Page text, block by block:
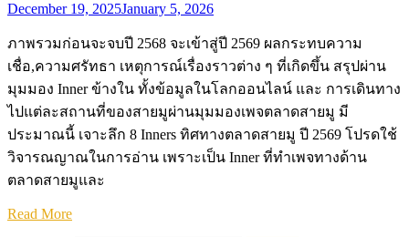
December 19, 2025January 5, 2026
ภาพรวมก่อนจะจบปี 2568 จะเข้าสู่ปี 2569 ผลกระทบความ
เชื่อ,ความศรัทธา เหตุการณ์เรื่องราวต่าง ๆ ที่เกิดขึ้น สรุปผ่าน
มุมมอง Inner ข้างใน ทั้งข้อมูลในโลกออนไลน์ และ การเดินทาง
ไปแต่ละสถานที่ของสายมูผ่านมุมมองเพจตลาดสายมู มี
ประมาณนี้ เจาะลึก 8 Inners ทิศทางตลาดสายมู ปี 2569 โปรดใช้
วิจารณญาณในการอ่าน เพราะเป็น Inner ที่ทำเพจทางด้าน
ตลาดสายมูและ
Read More